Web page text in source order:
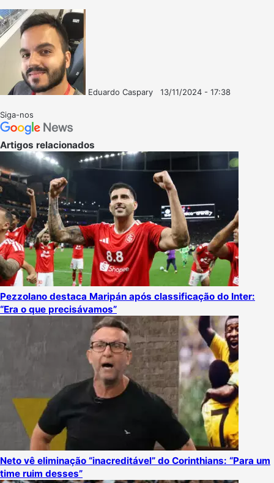
Eduardo Caspary
13/11/2024 - 17:38
Siga-nos
Artigos relacionados
Pezzolano destaca Maripán após classificação do Inter:
“Era o que precisávamos”
Neto vê eliminação “inacreditável” do Corinthians: “Para um
time ruim desses”